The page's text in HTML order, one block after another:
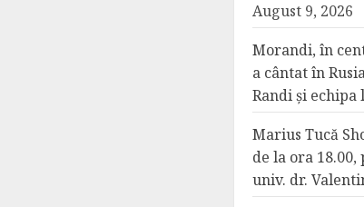
August 9, 2026
Morandi, în
a cântat în
Randi și echipa
Marius Tucă
de la ora
univ. dr.